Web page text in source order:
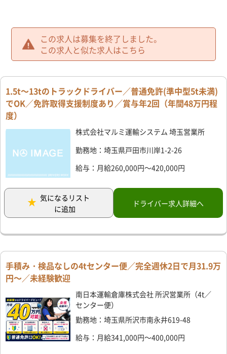
この求人は募集を終了しました。
この求人と似た求人はこちら
1.5t～13tのトラックドライバー／普通免許(準中型5t未満)
でOK／免許取得支援制度あり／賞与年2回（年間48万円程
度）
株式会社マルミ運輸システム 埼玉営業所
勤務地：埼玉県戸田市川岸1-2-26
給与：月給260,000円～420,000円
気になるリスト
に追加
ドライバー求人詳細へ
手積み・検品なしの4tセンター便／完全週休2日で月31.9万
円～／未経験歓迎
南日本運輸倉庫株式会社 所沢営業所（4t／
センター便）
勤務地：埼玉県所沢市南永井619-48
給与：月給341,000円～400,000円